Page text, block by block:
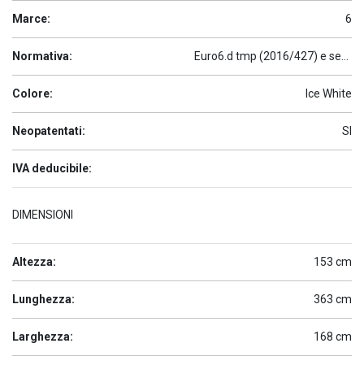
Marce: 6
Normativa:
Colore: Ice White
Neopatentati: SI
IVA deducibile:
DIMENSIONI
Altezza: 153 cm
Lunghezza: 363 cm
Larghezza: 168 cm